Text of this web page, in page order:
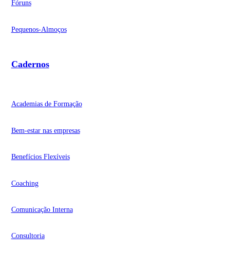
Fóruns
Pequenos-Almoços
Cadernos
Academias de Formação
Bem-estar nas empresas
Benefícios Flexíveis
Coaching
Comunicação Interna
Consultoria